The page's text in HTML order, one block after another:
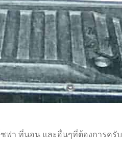
ซฟา ที่นอน และอื่นๆที่ต้องการครับ